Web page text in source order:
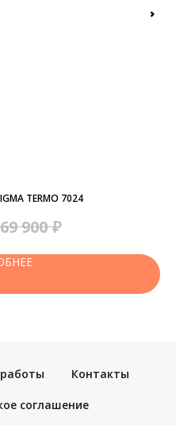
TERMO 7024
69 900 ₽
Контакты
соглашение